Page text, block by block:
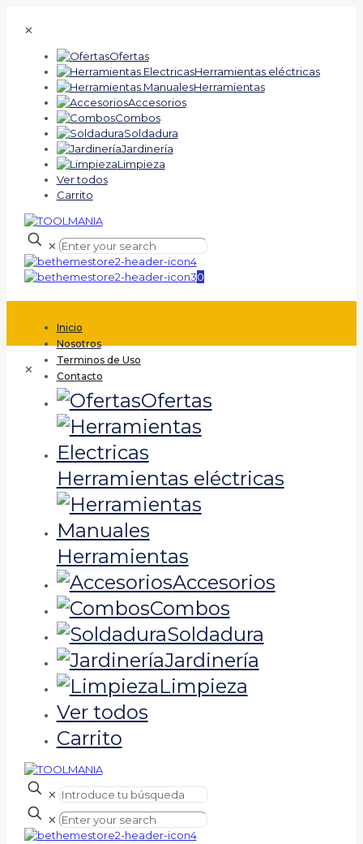
✕
Ofertas
Herramientas eléctricas
Herramientas
Accesorios
Combos
Soldadura
Jardinería
Limpieza
Ver todos
Carrito
✕
0
Inicio
Nosotros
Terminos de Uso
Contacto
✕
Ofertas
Herramientas eléctricas
Herramientas
Accesorios
Combos
Soldadura
Jardinería
Limpieza
Ver todos
Carrito
✕
✕